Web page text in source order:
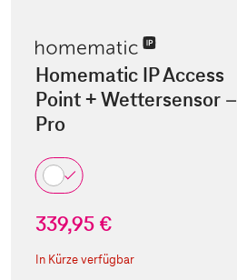
Homematic IP Access
Point + Wettersensor –
Pro
339,95 €
In Kürze verfügbar